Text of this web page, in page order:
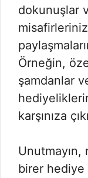
dokunuşlar
Örneğin,
şamdanlar
karşınıza
birer hediye